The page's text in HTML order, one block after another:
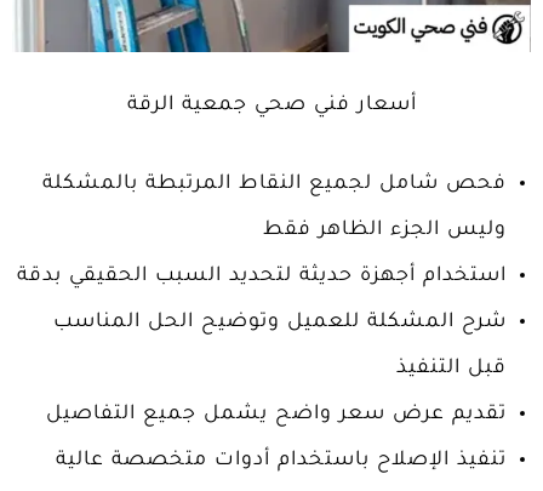
أسعار فني صحي جمعية الرقة
فحص شامل لجميع النقاط المرتبطة بالمشكلة
وليس الجزء الظاهر فقط
استخدام أجهزة حديثة لتحديد السبب الحقيقي بدقة
شرح المشكلة للعميل وتوضيح الحل المناسب
قبل التنفيذ
تقديم عرض سعر واضح يشمل جميع التفاصيل
تنفيذ الإصلاح باستخدام أدوات متخصصة عالية